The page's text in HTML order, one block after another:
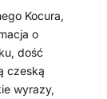
Kocura,
o
dość
czeską
wyrazy,